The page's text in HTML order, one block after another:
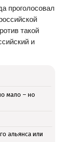
проголосовал
такой
и
мало – но
альянса или